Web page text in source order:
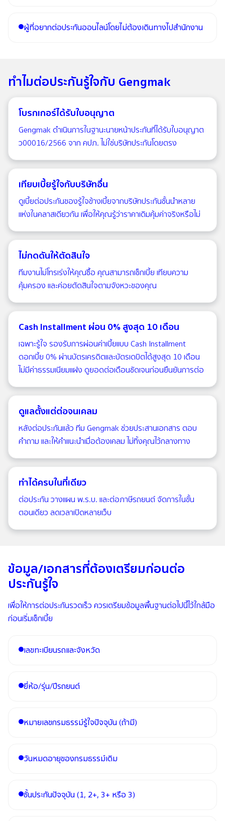
ผู้ที่อยากต่อประกันออนไลน์โดยไม่ต้องเดินทางไปสำนักงาน
ทำไมต่อประกันรู้ใจกับ Gengmak
โบรกเกอร์ได้รับใบอนุญาต
Gengmak ดำเนินการในฐานะนายหน้าประกันที่ได้รับใบอนุญาต
ว00016/2566 จาก คปภ. ไม่ใช่บริษัทประกันโดยตรง
เทียบเบี้ยรู้ใจกับบริษัทอื่น
ดูเบี้ยต่อประกันของรู้ใจข้างเบี้ยจากบริษัทประกันชั้นนำหลาย
แห่งในคลาสเดียวกัน เพื่อให้คุณรู้ว่าราคาเดิมคุ้มค่าจริงหรือไม่
ไม่กดดันให้ตัดสินใจ
ทีมงานไม่โทรเร่งให้คุณซื้อ คุณสามารถเช็กเบี้ย เทียบความ
คุ้มครอง และค่อยตัดสินใจตามจังหวะของคุณ
Cash Installment ผ่อน 0% สูงสุด 10 เดือน
เฉพาะรู้ใจ รองรับการผ่อนค่าเบี้ยแบบ Cash Installment
ดอกเบี้ย 0% ผ่านบัตรเครดิตและบัตรเดบิตได้สูงสุด 10 เดือน
ไม่มีค่าธรรมเนียมแฝง ดูยอดต่อเดือนชัดเจนก่อนยืนยันการต่อ
ดูแลตั้งแต่ต่อจนเคลม
หลังต่อประกันแล้ว ทีม Gengmak ช่วยประสานเอกสาร ตอบ
คำถาม และให้คำแนะนำเมื่อต้องเคลม ไม่ทิ้งคุณไว้กลางทาง
ทำได้ครบในที่เดียว
ต่อประกัน วางแผน พ.ร.บ. และต่อภาษีรถยนต์ จัดการในขั้น
ตอนเดียว ลดเวลาเปิดหลายเว็บ
ข้อมูล/เอกสารที่ต้องเตรียมก่อนต่อ
ประกันรู้ใจ
เพื่อให้การต่อประกันรวดเร็ว ควรเตรียมข้อมูลพื้นฐานต่อไปนี้ไว้ใกล้มือ
ก่อนเริ่มเช็กเบี้ย
เลขทะเบียนรถและจังหวัด
ยี่ห้อ/รุ่น/ปีรถยนต์
หมายเลขกรมธรรม์รู้ใจปัจจุบัน (ถ้ามี)
วันหมดอายุของกรมธรรม์เดิม
ชั้นประกันปัจจุบัน (1, 2+, 3+ หรือ 3)